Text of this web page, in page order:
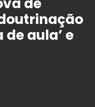
aula’ e